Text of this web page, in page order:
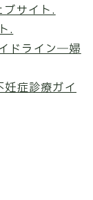
ブサイト.
.
ドライン―婦
症診療ガイ